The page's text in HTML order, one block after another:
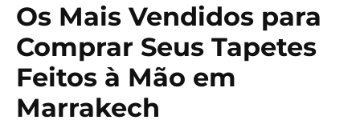
Os Mais Vendidos para
Comprar Seus Tapetes
Feitos à Mão em
Marrakech